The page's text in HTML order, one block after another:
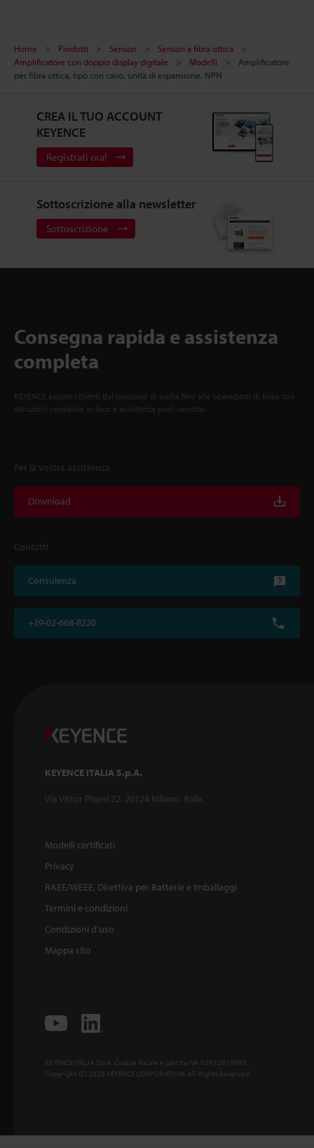
Home Prodotti Sensori
Sensori a fibra ottica
Amplificatore con doppio display digitale
Modelli
Amplificatore
per fibra ottica, tipo con cavo, unità di espansione, NPN
CREA IL TUO ACCOUNT
KEYENCE
Registrati ora!
Sottoscrizione alla newsletter
Sottoscrizione
Consegna rapida e assistenza
completa
KEYENCE assiste i clienti dal processo di scelta fino alle operazioni di linea con
istruzioni operative in loco e assistenza post-vendita.
Per la vostra assistenza
Download
Contatti
Consulenza
+39-02-668-8220
KEYENCE ITALIA S.p.A.
Via Vittor Pisani 22, 20124 Milano, Italia
Modelli certificati
Privacy
RAEE/WEEE, Direttiva per Batterie e Imballaggi
Termini e condizioni
Condizioni d'uso
Mappa sito
KEYENCE ITALIA S.p.A. Codice fiscale e partita IVA 03932910965
Copyright (C) 2026 KEYENCE CORPORATION. All Rights Reserved.